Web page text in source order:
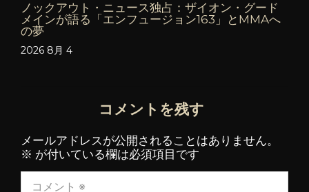
ノックアウト・ニュース独占：ザイオン・グード
メインが語る「エンフュージョン163」とMMAへ
の夢
2026 8月 4
コメントを残す
メールアドレスが公開されることはありません。
※ が付いている欄は必須項目です